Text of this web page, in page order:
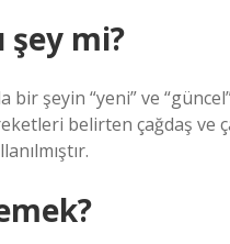
şey mi?
bir şeyin “yeni” ve
belirten çağdaş ve